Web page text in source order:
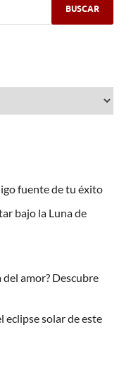
fuente de tu éxito
bajo la Luna de
del amor? Descubre
solar de este